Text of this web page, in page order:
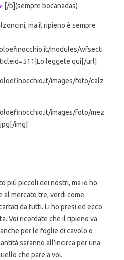
[/b](sempre bocanadas)
ma il ripieno è sempre
modules/wfsecti
leggete qui[/url]
images/foto/calz
images/foto/mez
img]
più piccoli dei nostri, ma io ho
al mercato tre, verdi come
da tutti. Li ho presi ed ecco
Voi ricordate che il ripieno va
per le foglie di cavolo o
saranno all’incirca per una
che pare a voi.